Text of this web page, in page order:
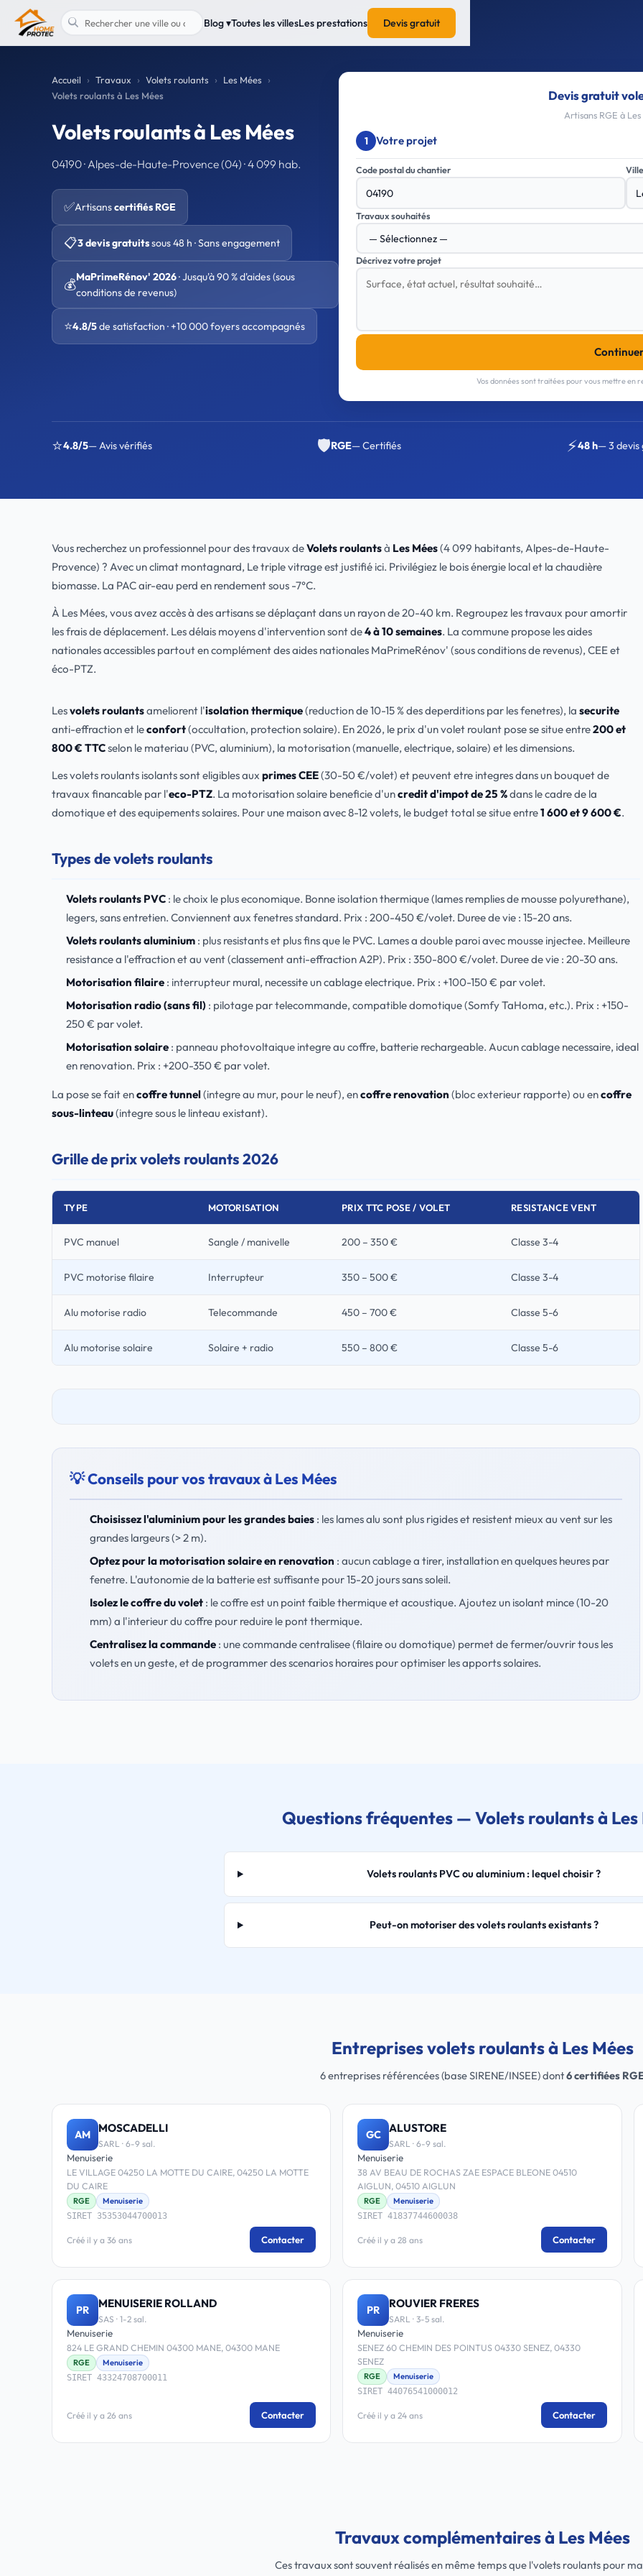
Blog ▾Toutes les villesLes prestations Devis gratuit
Accueil Travaux Volets roulants
Les Mées
Volets roulants à Les Mées
Volets roulants à Les Mées
04190 · Alpes-de-Haute-Provence (04) · 4 099 hab.
✅Artisanscertifiés RGE
📋3 devis gratuitssous 48 h · Sans engagement
💰MaPrimeRénov' 2026· Jusqu'à 90 % d'aides (sous
conditions de revenus)
⭐4.8/5de satisfaction · +10 000 foyers accompagnés
Devis gratuit
Artisans RGE à Les
1 Votre projet
Code postal du chantier Ville
Travaux souhaités
Décrivez votre projet
Vos données sont traitées pour vous mettre en
⭐4.8/5— Avis vérifiés 🛡️RGE— Certifiés ⚡48 h— 3 devis
Vous recherchez un professionnel pour des travaux deVolets roulantsà Les Mées(4 099 habitants, Alpes-de-Haute-
Provence) ? Avec un climat montagnard, Le triple vitrage est justifié ici. Privilégiez le bois énergie local et la chaudière
biomasse. La PAC air-eau perd en rendement sous -7°C.
À Les Mées, vous avez accès à des artisans se déplaçant dans un rayon de 20-40 km. Regroupez les travaux pour amortir
les frais de déplacement. Les délais moyens d'intervention sont de4 à 10 semaines. La commune propose les aides
nationales accessibles partout en complément des aides nationales MaPrimeRénov' (sous conditions de revenus), CEE et
éco-PTZ.
Lesvolets roulantsameliorent l'isolation thermique(reduction de 10-15 % des deperditions par les fenetres), la securite
anti-effraction et leconfort(occultation, protection solaire). En 2026, le prix d'un volet roulant pose se situe entre200 et
800 € TTCselon le materiau (PVC, aluminium), la motorisation (manuelle, electrique, solaire) et les dimensions.
Les volets roulants isolants sont eligibles aux primes CEE(30-50 €/volet) et peuvent etre integres dans un bouquet de
travaux financable par l'eco-PTZ. La motorisation solaire beneficie d'uncredit d'impot de 25 %dans le cadre de la
domotique et des equipements solaires. Pour une maison avec 8-12 volets, le budget total se situe entre1 600 et 9 600 €.
Types de volets roulants
Volets roulants PVC: le choix le plus economique. Bonne isolation thermique (lames remplies de mousse polyurethane),
legers, sans entretien. Conviennent aux fenetres standard. Prix : 200-450 €/volet. Duree de vie : 15-20 ans.
Volets roulants aluminium: plus resistants et plus fins que le PVC. Lames a double paroi avec mousse injectee. Meilleure
resistance a l'effraction et au vent (classement anti-effraction A2P). Prix : 350-800 €/volet. Duree de vie : 20-30 ans.
Motorisation filaire: interrupteur mural, necessite un cablage electrique. Prix : +100-150 € par volet.
Motorisation radio (sans fil): pilotage par telecommande, compatible domotique (Somfy TaHoma, etc.). Prix : +150-
250 € par volet.
Motorisation solaire: panneau photovoltaique integre au coffre, batterie rechargeable. Aucun cablage necessaire, ideal
en renovation. Prix : +200-350 € par volet.
La pose se fait encoffre tunnel(integre au mur, pour le neuf), encoffre renovation (bloc exterieur rapporte) ou encoffre
sous-linteau(integre sous le linteau existant).
Grille de prix volets roulants 2026
TYPE MOTORISATION PRIX TTC POSE / VOLET RESISTANCE VENT
PVC manuel Sangle / manivelle 200 – 350 € Classe 3-4
PVC motorise filaire Interrupteur 350 – 500 € Classe 3-4
Alu motorise radio Telecommande 450 – 700 € Classe 5-6
Alu motorise solaire Solaire + radio 550 – 800 € Classe 5-6
💡 Conseils pour vos travaux à Les Mées
Choisissez l'aluminium pour les grandes baies: les lames alu sont plus rigides et resistent mieux au vent sur les
grandes largeurs (> 2 m).
Optez pour la motorisation solaire en renovation : aucun cablage a tirer, installation en quelques heures par
fenetre. L'autonomie de la batterie est suffisante pour 15-20 jours sans soleil.
Isolez le coffre du volet: le coffre est un point faible thermique et acoustique. Ajoutez un isolant mince (10-20
mm) a l'interieur du coffre pour reduire le pont thermique.
Centralisez la commande: une commande centralisee (filaire ou domotique) permet de fermer/ouvrir tous les
volets en un geste, et de programmer des scenarios horaires pour optimiser les apports solaires.
Questions fréquentes — Volets roulants à Les
Volets roulants PVC ou aluminium : lequel choisir ?
Peut-on motoriser des volets roulants existants ?
Entreprises volets roulants à Les Mées
6 entreprises référencées (base SIRENE/INSEE) dont6 certifiées
AM MOSCADELLI
SARL · 6-9 sal.
Menuiserie
LE VILLAGE 04250 LA MOTTE DU CAIRE, 04250 LA MOTTE
DU CAIRE
RGE
Menuiserie
SIRET 35353044700013
Créé il y a 36 ans Contacter
GC ALUSTORE
SARL · 6-9 sal.
Menuiserie
38 AV BEAU DE ROCHAS ZAE ESPACE BLEONE 04510
AIGLUN, 04510 AIGLUN
RGE
Menuiserie
SIRET 41837744600038
Créé il y a 28 ans Contacter
PR MENUISERIE ROLLAND
SAS · 1-2 sal.
Menuiserie
824 LE GRAND CHEMIN 04300 MANE, 04300 MANE
RGE
Menuiserie
SIRET 43324708700011
Créé il y a 26 ans Contacter
PR ROUVIER FRERES
SARL · 3-5 sal.
Menuiserie
SENEZ 60 CHEMIN DES POINTUS 04330 SENEZ, 04330
SENEZ
RGE
Menuiserie
SIRET 44076541000012
Créé il y a 24 ans Contacter
Travaux complémentaires à Les Mées
Ces travaux sont souvent réalisés en même temps que l'volets roulants pour